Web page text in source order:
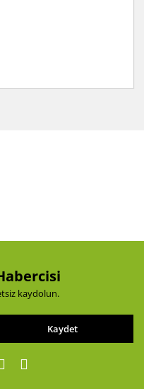
pahalı.
kaydolun.
Kaydet